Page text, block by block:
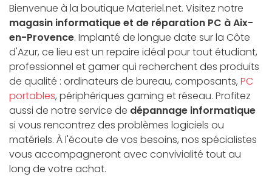
Bienvenue à la boutique Materiel.net. Visitez notre
magasin informatique et de réparation PC à Aix-
en-Provence. Implanté de longue date sur la Côte
d'Azur, ce lieu est un repaire idéal pour tout étudiant,
professionnel et gamer qui recherchent des produits
de qualité : ordinateurs de bureau, composants, PC
portables, périphériques gaming et réseau. Profitez
aussi de notre service de dépannage informatique
si vous rencontrez des problèmes logiciels ou
matériels. À l'écoute de vos besoins, nos spécialistes
vous accompagneront avec convivialité tout au
long de votre achat.